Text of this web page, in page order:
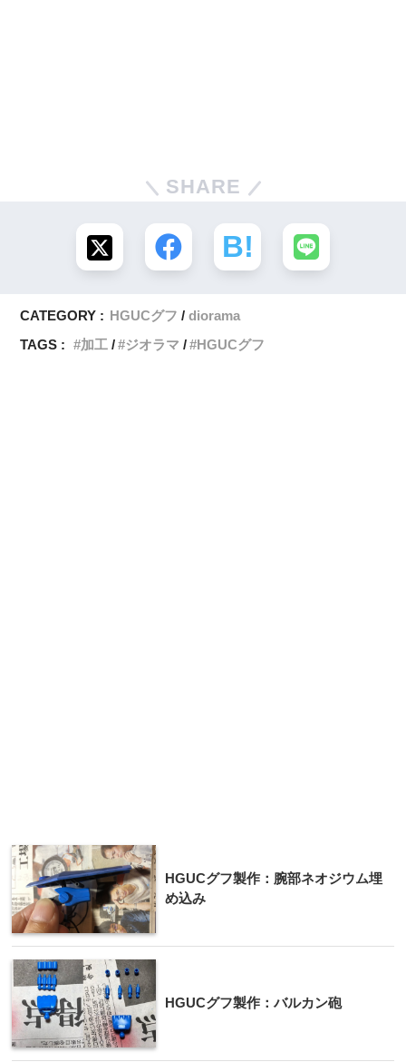
SHARE
CATEGORY : HGUCグフ
diorama
TAGS :
加工 ジオラマ HGUCグフ
HGUCグフ製作：腕部ネオジウム埋
め込み
HGUCグフ製作：バルカン砲